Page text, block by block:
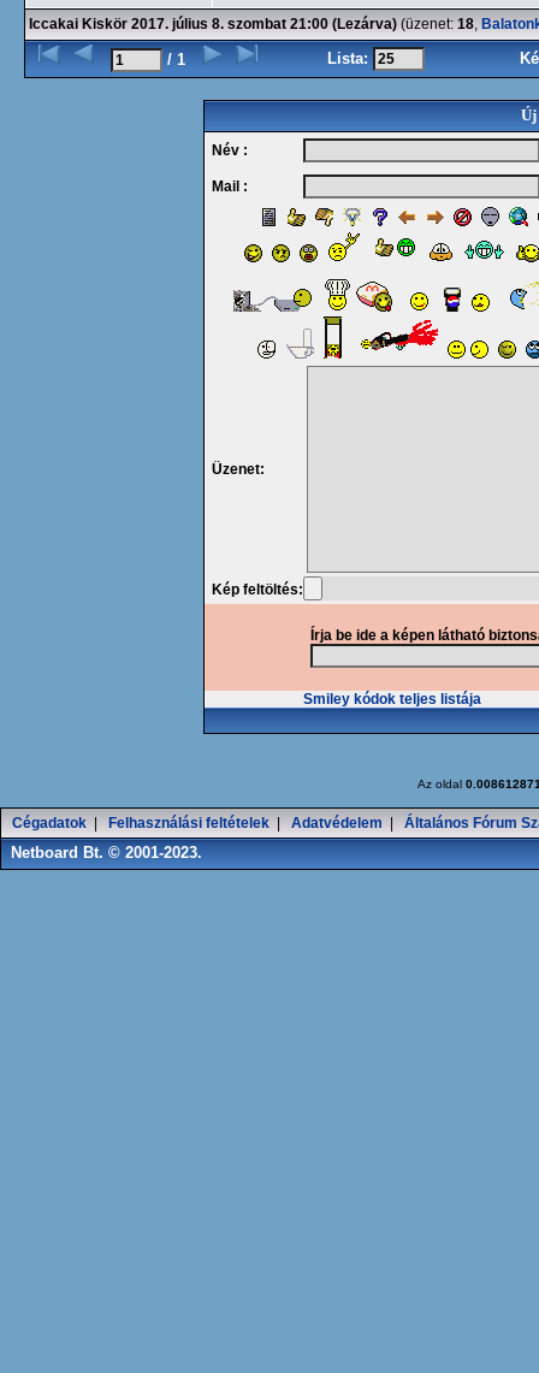
Iccakai Kiskör 2017. július 8. szombat 21:00 (Lezárva) (üzenet: 18,
/ 1 Lista:
Új
Név :
Mail :
Üzenet:
Kép feltöltés:
Írja be ide a képen látható
Smiley kódok teljes listája
Az oldal
Cégadatok Felhasználási feltételek Adatvédelem Általános Fórum
Netboard Bt. © 2001-2023.